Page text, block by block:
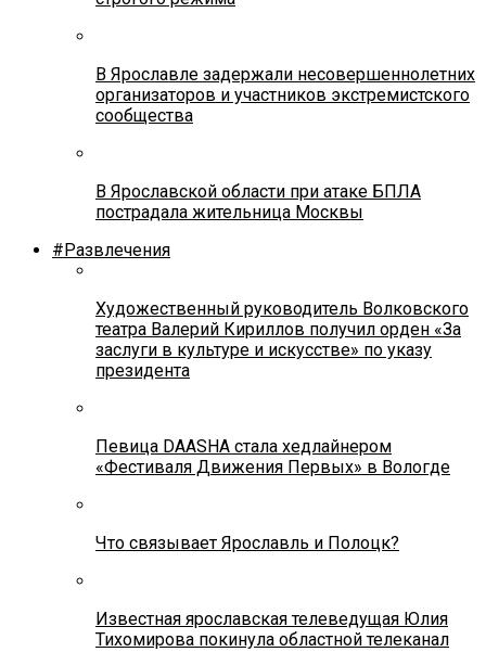
В Ярославле задержали несовершеннолетних
организаторов и участников экстремистского
сообщества
В Ярославской области при атаке БПЛА
пострадала жительница Москвы
#Развлечения
Художественный руководитель Волковского
театра Валерий Кириллов получил орден «За
заслуги в культуре и искусстве» по указу
президента
Певица DAASHA стала хедлайнером
«Фестиваля Движения Первых» в Вологде
Что связывает Ярославль и Полоцк?
Известная ярославская телеведущая Юлия
Тихомирова покинула областной телеканал